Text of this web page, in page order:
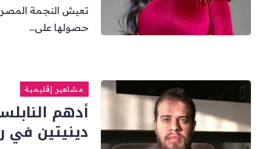
تعيش النجمة
حصولها على...
مشاهير إقليمية
أدهم
دينيتين في